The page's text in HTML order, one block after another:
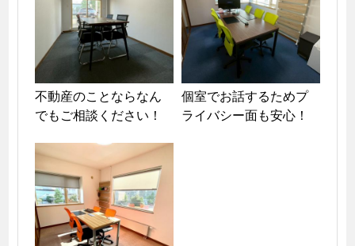
不動産のことならなん
でもご相談ください！
個室でお話するためプ
ライバシー面も安心！